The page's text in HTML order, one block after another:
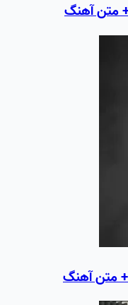
متن آهنگ
متن آهنگ